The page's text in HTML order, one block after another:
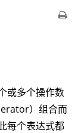
或多个操作数
）组合而
每个表达式都